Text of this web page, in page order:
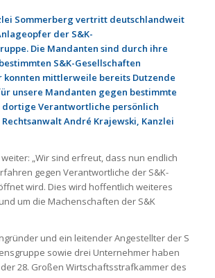
Sommerberg vertritt deutschlandweit
der S&K-
Die Mandanten sind durch ihre
S&K-Gesellschaften
konnten mittlerweile bereits Dutzende
unsere Mandanten gegen bestimmte
dortige Verantwortliche persönlich
André Krajewski, Kanzlei
„Wir sind erfreut, dass nun endlich
gegen Verantwortliche der S&K-
wird. Dies wird hoffentlich weiteres
um die Machenschaften der S&K
und ein leitender Angestellter der S
sowie drei Unternehmer haben
28. Großen Wirtschaftsstrafkammer des